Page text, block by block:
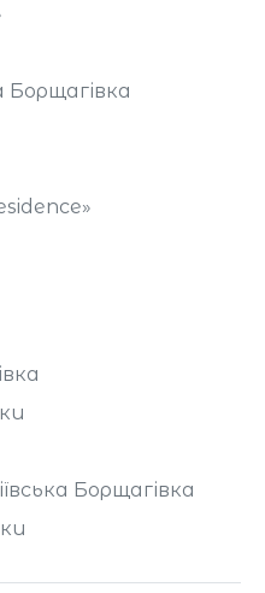
Борщагівка
Борщагівка